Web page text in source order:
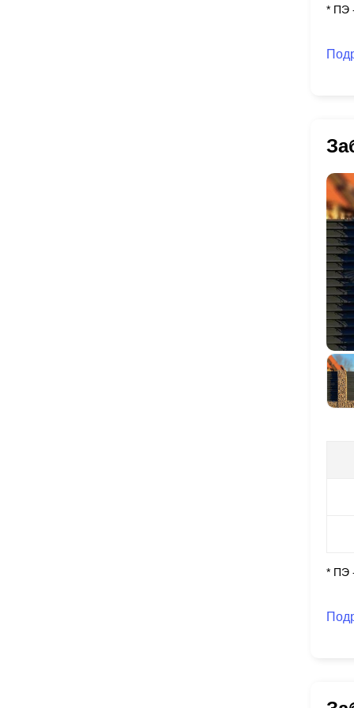
* ПЭ
* ПЭ